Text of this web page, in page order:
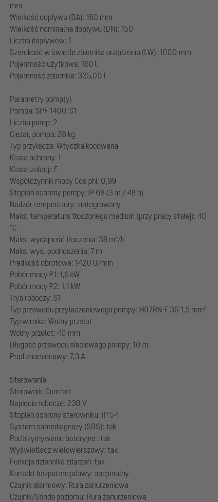
mm
Wielkość dopływu (DA): 160 mm
Wielkość nominalna dopływu (DN): 150
Liczba dopływów: 1
Szerokość w świetle zbiornika urządzenia (LW): 1000 mm
Pojemność użytkowa: 160 l
Pojemność zbiornika: 335,00 l
Parametry pomp(y)
Pompa: SPF 1400-S1
Liczba pomp: 2
Ciężar, pompa: 28 kg
Typ przyłącza: Wtyczka kodowana
Klasa ochrony: I
Klasa izolacji: F
Współczynnik mocy Cos phi: 0,99
Stopień ochrony pompy: IP 68 (3 m / 48 h)
Nadzór temperatury: zintegrowany
Maks. temperatura tłoczonego medium (przy pracy stałej): 40
°C
Maks. wydajność tłoczenia: 38 m³/h
Maks. wys. podnoszenia: 7 m
Prędkość obrotowa: 1420 U/min
Pobór mocy P1: 1,6 kW
Pobór mocy P2: 1,1 kW
Tryb roboczy: S1
Typ przewodu przyłączeniowego pompy: H07RN-F 3G 1,5 mm²
Typ wirnika: Wolny przelot
Wolny przelot: 40 mm
Długość przewodu sieciowego pompy: 10 m
Prąd znamionowy: 7,3 A
Sterowanie
Sterownik: Comfort
Napięcie robocze: 230 V
Stopień ochrony sterowniku: IP 54
System samodiagnozy (SDS): tak
Podtrzymywanie bateryjne : tak
Wyświetlacz wielowierszowy: tak
Funkcja dziennika zdarzeń: tak
Kontakt bezpotencjałowy: opcjonalny
Czujnik alarmowy: Rura zanurzeniowa
Czujnik/Sonda poziomu: Rura zanurzeniowa